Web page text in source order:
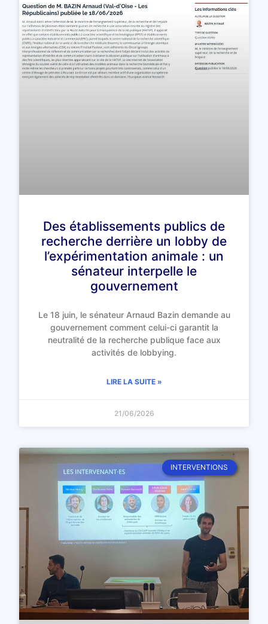
Des établissements publics de
recherche derrière un lobby de
l’expérimentation animale : un
sénateur interpelle le
gouvernement
Le 18 juin, le sénateur Arnaud Bazin demande au
gouvernement comment celui-ci garantit la
neutralité de la recherche publique face aux
activités de lobbying.
LIRE LA SUITE »
21/06/2026
INTERVENTIONS